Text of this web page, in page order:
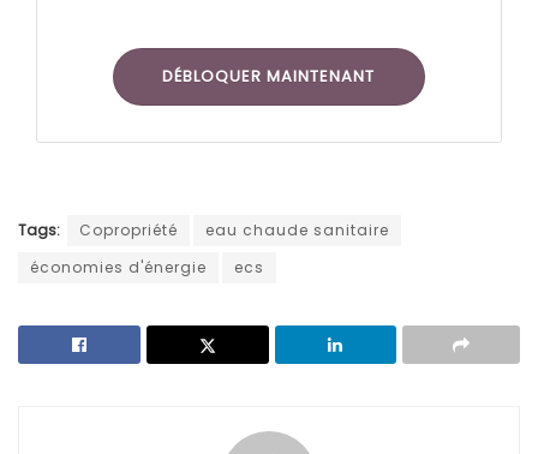
DÉBLOQUER MAINTENANT
Tags: Copropriété
eau chaude sanitaire
économies d'énergie
ecs